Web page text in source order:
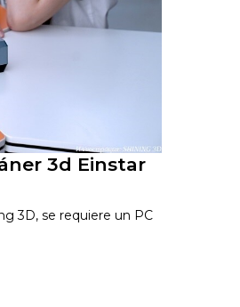
3d Einstar
3D, se requiere un PC